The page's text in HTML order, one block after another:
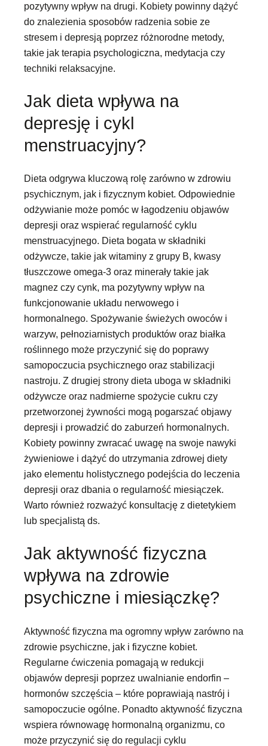
pozytywny wpływ na drugi. Kobiety powinny dążyć
do znalezienia sposobów radzenia sobie ze
stresem i depresją poprzez różnorodne metody,
takie jak terapia psychologiczna, medytacja czy
techniki relaksacyjne.
Jak dieta wpływa na
depresję i cykl
menstruacyjny?
Dieta odgrywa kluczową rolę zarówno w zdrowiu
psychicznym, jak i fizycznym kobiet. Odpowiednie
odżywianie może pomóc w łagodzeniu objawów
depresji oraz wspierać regularność cyklu
menstruacyjnego. Dieta bogata w składniki
odżywcze, takie jak witaminy z grupy B, kwasy
tłuszczowe omega-3 oraz minerały takie jak
magnez czy cynk, ma pozytywny wpływ na
funkcjonowanie układu nerwowego i
hormonalnego. Spożywanie świeżych owoców i
warzyw, pełnoziarnistych produktów oraz białka
roślinnego może przyczynić się do poprawy
samopoczucia psychicznego oraz stabilizacji
nastroju. Z drugiej strony dieta uboga w składniki
odżywcze oraz nadmierne spożycie cukru czy
przetworzonej żywności mogą pogarszać objawy
depresji i prowadzić do zaburzeń hormonalnych.
Kobiety powinny zwracać uwagę na swoje nawyki
żywieniowe i dążyć do utrzymania zdrowej diety
jako elementu holistycznego podejścia do leczenia
depresji oraz dbania o regularność miesiączek.
Warto również rozważyć konsultację z dietetykiem
lub specjalistą ds.
Jak aktywność fizyczna
wpływa na zdrowie
psychiczne i miesiączkę?
Aktywność fizyczna ma ogromny wpływ zarówno na
zdrowie psychiczne, jak i fizyczne kobiet.
Regularne ćwiczenia pomagają w redukcji
objawów depresji poprzez uwalnianie endorfin –
hormonów szczęścia – które poprawiają nastrój i
samopoczucie ogólne. Ponadto aktywność fizyczna
wspiera równowagę hormonalną organizmu, co
może przyczynić się do regulacji cyklu